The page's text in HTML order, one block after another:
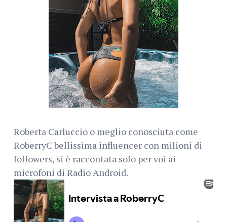
Roberta Carluccio o meglio conosciuta come
RoberryC bellissima influencer con milioni di
followers, si è raccontata solo per voi ai
microfoni di Radio Android.